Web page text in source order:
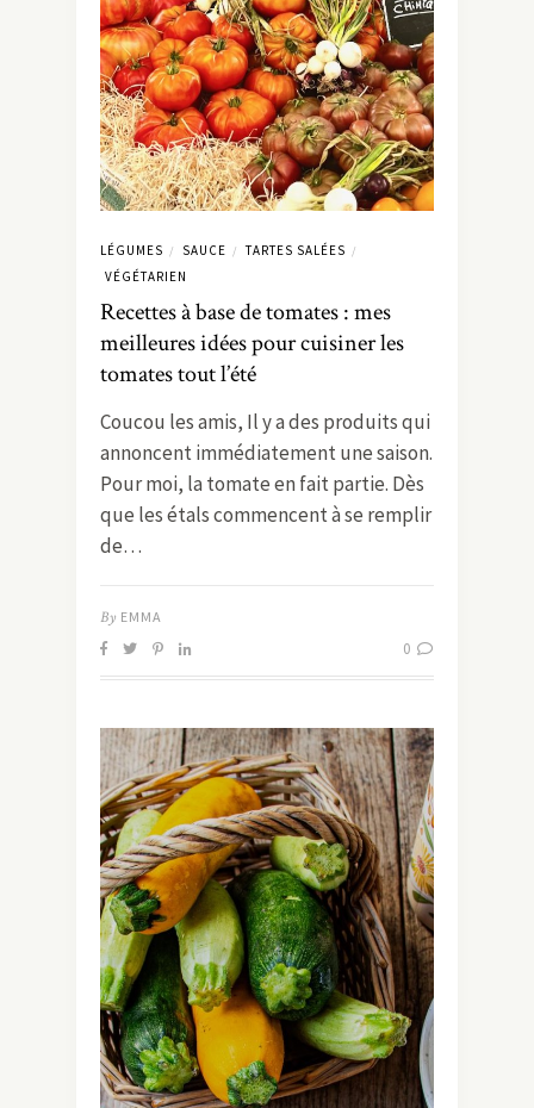
LÉGUMES / SAUCE / TARTES SALÉES /
VÉGÉTARIEN
Recettes à base de tomates : mes
meilleures idées pour cuisiner les
tomates tout l’été
Coucou les amis, Il y a des produits qui
annoncent immédiatement une saison.
Pour moi, la tomate en fait partie. Dès
que les étals commencent à se remplir
de…
By EMMA
0